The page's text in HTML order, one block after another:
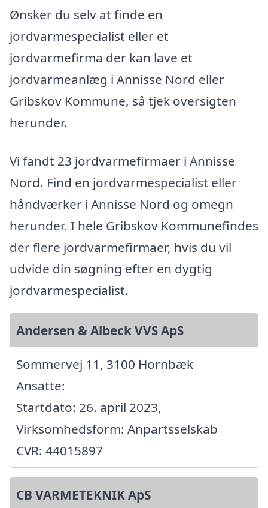
Ønsker du selv at finde en
jordvarmespecialist eller et
jordvarmefirma der kan lave et
jordvarmeanlæg i Annisse Nord eller
Gribskov Kommune, så tjek oversigten
herunder.
Vi fandt 23 jordvarmefirmaer i Annisse
Nord. Find en jordvarmespecialist eller
håndværker i Annisse Nord og omegn
herunder. I hele Gribskov Kommunefindes
der flere jordvarmefirmaer, hvis du vil
udvide din søgning efter en dygtig
jordvarmespecialist.
Andersen & Albeck VVS ApS
Sommervej 11, 3100 Hornbæk
Ansatte:
Startdato: 26. april 2023,
Virksomhedsform: Anpartsselskab
CVR: 44015897
CB VARMETEKNIK ApS